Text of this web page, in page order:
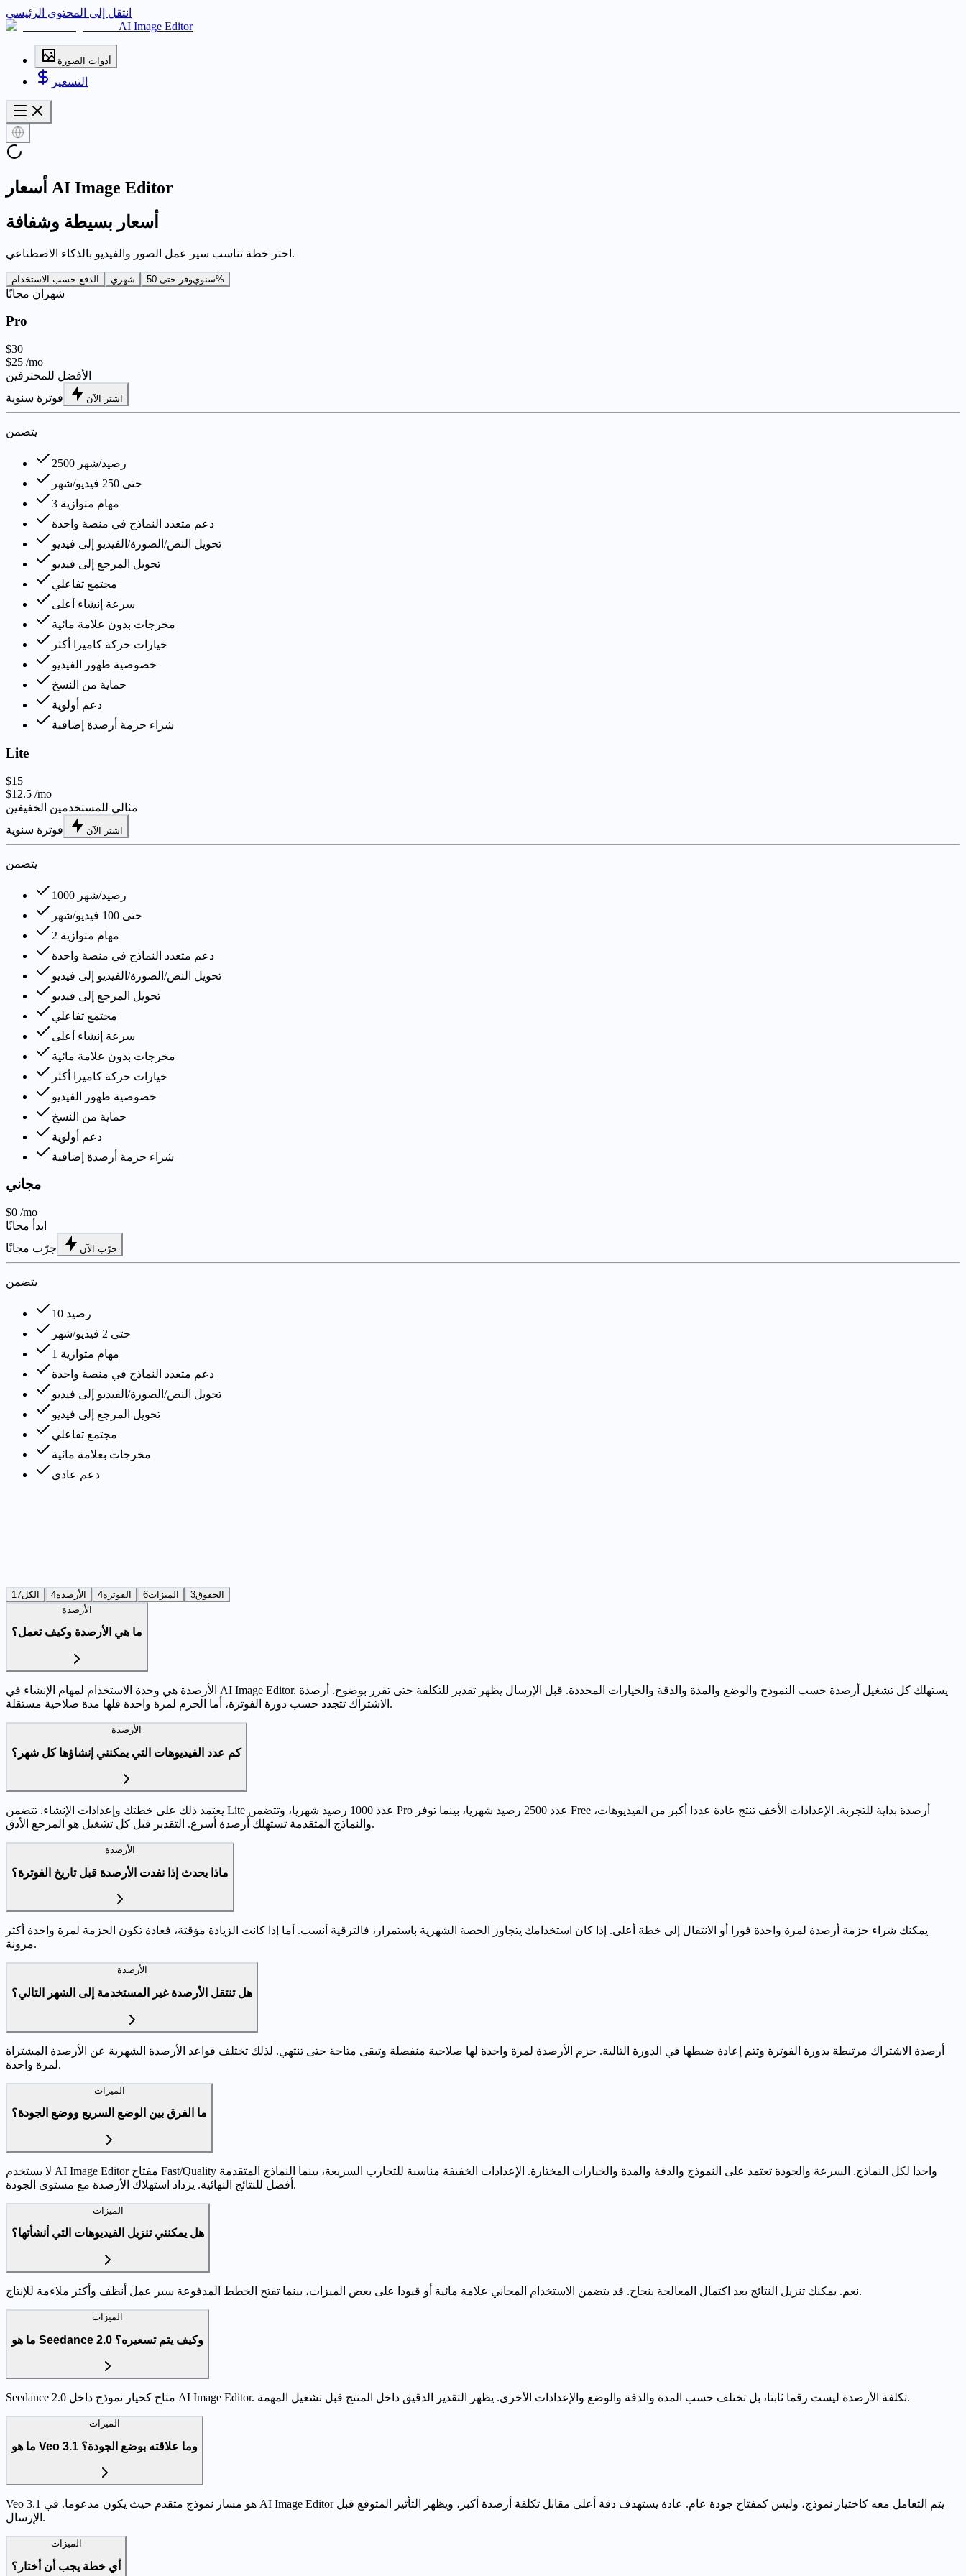
انتقل إلى المحتوى الرئيسي
AI Image Editor
أدوات الصورة
التسعير
أسعار AI Image Editor
أسعار بسيطة وشفافة
اختر خطة تناسب سير عمل الصور والفيديو بالذكاء الاصطناعي.
الدفع حسب الاستخدام شهري سنويوفر حتى 50%
شهران مجانًا
Pro
$30
$25 /mo
الأفضل للمحترفين
فوترة سنوية
اشتر الآن
يتضمن
2500 رصيد/شهر
حتى 250 فيديو/شهر
3 مهام متوازية
دعم متعدد النماذج في منصة واحدة
تحويل النص/الصورة/الفيديو إلى فيديو
تحويل المرجع إلى فيديو
مجتمع تفاعلي
سرعة إنشاء أعلى
مخرجات بدون علامة مائية
خيارات حركة كاميرا أكثر
خصوصية ظهور الفيديو
حماية من النسخ
دعم أولوية
شراء حزمة أرصدة إضافية
Lite
$15
$12.5 /mo
مثالي للمستخدمين الخفيفين
فوترة سنوية
اشتر الآن
يتضمن
1000 رصيد/شهر
حتى 100 فيديو/شهر
2 مهام متوازية
دعم متعدد النماذج في منصة واحدة
تحويل النص/الصورة/الفيديو إلى فيديو
تحويل المرجع إلى فيديو
مجتمع تفاعلي
سرعة إنشاء أعلى
مخرجات بدون علامة مائية
خيارات حركة كاميرا أكثر
خصوصية ظهور الفيديو
حماية من النسخ
دعم أولوية
شراء حزمة أرصدة إضافية
مجاني
$0 /mo
ابدأ مجانًا
جرّب مجانًا
جرّب الآن
يتضمن
10 رصيد
حتى 2 فيديو/شهر
1 مهام متوازية
دعم متعدد النماذج في منصة واحدة
تحويل النص/الصورة/الفيديو إلى فيديو
تحويل المرجع إلى فيديو
مجتمع تفاعلي
مخرجات بعلامة مائية
دعم عادي
الكل17 الأرصدة4 الفوترة4 الميزات6 الحقوق3
الأرصدة
ما هي الأرصدة وكيف تعمل؟
الأرصدة هي وحدة الاستخدام لمهام الإنشاء في AI Image Editor. يستهلك كل تشغيل أرصدة حسب النموذج والوضع والمدة والدقة والخيارات المحددة. قبل الإرسال يظهر تقدير للتكلفة حتى تقرر بوضوح. أرصدة
الاشتراك تتجدد حسب دورة الفوترة، أما الحزم لمرة واحدة فلها مدة صلاحية مستقلة.
الأرصدة
كم عدد الفيديوهات التي يمكنني إنشاؤها كل شهر؟
يعتمد ذلك على خطتك وإعدادات الإنشاء. تتضمن Lite عدد 1000 رصيد شهريا، وتتضمن Pro عدد 2500 رصيد شهريا، بينما توفر Free أرصدة بداية للتجربة. الإعدادات الأخف تنتج عادة عددا أكبر من الفيديوهات،
والنماذج المتقدمة تستهلك أرصدة أسرع. التقدير قبل كل تشغيل هو المرجع الأدق.
الأرصدة
ماذا يحدث إذا نفدت الأرصدة قبل تاريخ الفوترة؟
يمكنك شراء حزمة أرصدة لمرة واحدة فورا أو الانتقال إلى خطة أعلى. إذا كان استخدامك يتجاوز الحصة الشهرية باستمرار، فالترقية أنسب. أما إذا كانت الزيادة مؤقتة، فعادة تكون الحزمة لمرة واحدة أكثر
مرونة.
الأرصدة
هل تنتقل الأرصدة غير المستخدمة إلى الشهر التالي؟
أرصدة الاشتراك مرتبطة بدورة الفوترة وتتم إعادة ضبطها في الدورة التالية. حزم الأرصدة لمرة واحدة لها صلاحية منفصلة وتبقى متاحة حتى تنتهي. لذلك تختلف قواعد الأرصدة الشهرية عن الأرصدة المشتراة
لمرة واحدة.
الميزات
ما الفرق بين الوضع السريع ووضع الجودة؟
لا يستخدم AI Image Editor مفتاح Fast/Quality واحدا لكل النماذج. السرعة والجودة تعتمد على النموذج والدقة والمدة والخيارات المختارة. الإعدادات الخفيفة مناسبة للتجارب السريعة، بينما النماذج المتقدمة
أفضل للنتائج النهائية. يزداد استهلاك الأرصدة مع مستوى الجودة.
الميزات
هل يمكنني تنزيل الفيديوهات التي أنشأتها؟
نعم. يمكنك تنزيل النتائج بعد اكتمال المعالجة بنجاح. قد يتضمن الاستخدام المجاني علامة مائية أو قيودا على بعض الميزات، بينما تفتح الخطط المدفوعة سير عمل أنظف وأكثر ملاءمة للإنتاج.
الميزات
ما هو Seedance 2.0 وكيف يتم تسعيره؟
Seedance 2.0 متاح كخيار نموذج داخل AI Image Editor. تكلفة الأرصدة ليست رقما ثابتا، بل تختلف حسب المدة والدقة والوضع والإعدادات الأخرى. يظهر التقدير الدقيق داخل المنتج قبل تشغيل المهمة.
الميزات
ما هو Veo 3.1 وما علاقته بوضع الجودة؟
Veo 3.1 هو مسار نموذج متقدم حيث يكون مدعوما. في AI Image Editor يتم التعامل معه كاختيار نموذج، وليس كمفتاح جودة عام. عادة يستهدف دقة أعلى مقابل تكلفة أرصدة أكبر، ويظهر التأثير المتوقع قبل
الإرسال.
الميزات
أي خطة يجب أن أختار؟